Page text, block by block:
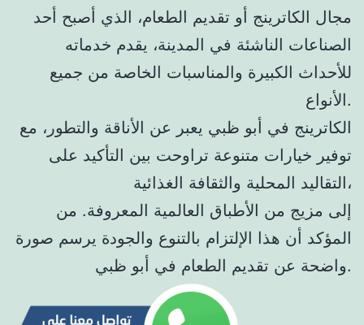
مجال الكاترينج أو تقديم الطعام، الذي أصبح أحد
الصناعات الناشئة في المدينة، يقدم خدماته
للأحداث الكبيرة والمناسبات الخاصة من جميع
الأنواع.
الكاترينج في أبو ظبي يعبر عن الأناقة والتطور، مع
توفير خيارات متنوعة تراوحت بين التأكيد على
التقاليد المحلية والثقافة الغذائية،
إلى مزيج من الأطباق العالمية المعروفة. من
المؤكد أن هذا الإلتزام بالتنوع والجودة يرسم صورة
واضحة عن تقديم الطعام في أبو ظبي.